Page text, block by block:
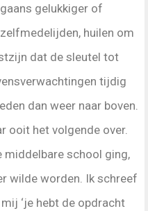
gelukkiger of
huilen om
dat de sleutel tot
tijdig
dan weer naar boven.
ooit het volgende over.
middelbare school ging,
wilde worden. Ik schreef
‘je hebt de opdracht